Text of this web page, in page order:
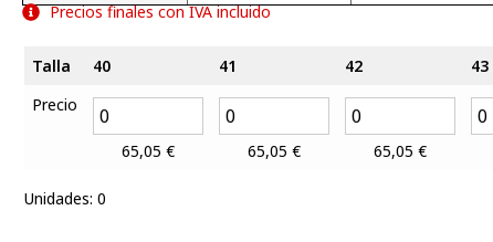
Precios finales con IVA incluido
Talla 40 41 42 43
Precio
65,05 € 65,05 € 65,05 €
Unidades: 0